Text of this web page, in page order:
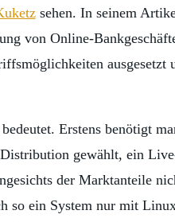
sehen. In seinem
von Online-
ausgesetzt
Erstens benötigt
gewählt, ein
der Marktanteile
so ein System nur mit